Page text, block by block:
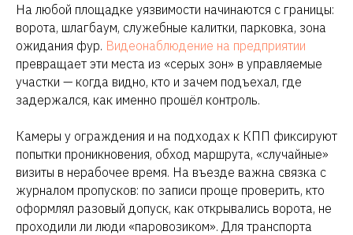
На любой площадке уязвимости начинаются с границы:
ворота, шлагбаум, служебные калитки, парковка, зона
ожидания фур. Видеонаблюдение на предприятии
превращает эти места из «серых зон» в управляемые
участки — когда видно, кто и зачем подъехал, где
задержался, как именно прошёл контроль.
Камеры у ограждения и на подходах к КПП фиксируют
попытки проникновения, обход маршрута, «случайные»
визиты в нерабочее время. На въезде важна связка с
журналом пропусков: по записи проще проверить, кто
оформлял разовый допуск, как открывались ворота, не
проходили ли люди «паровозиком». Для транспорта